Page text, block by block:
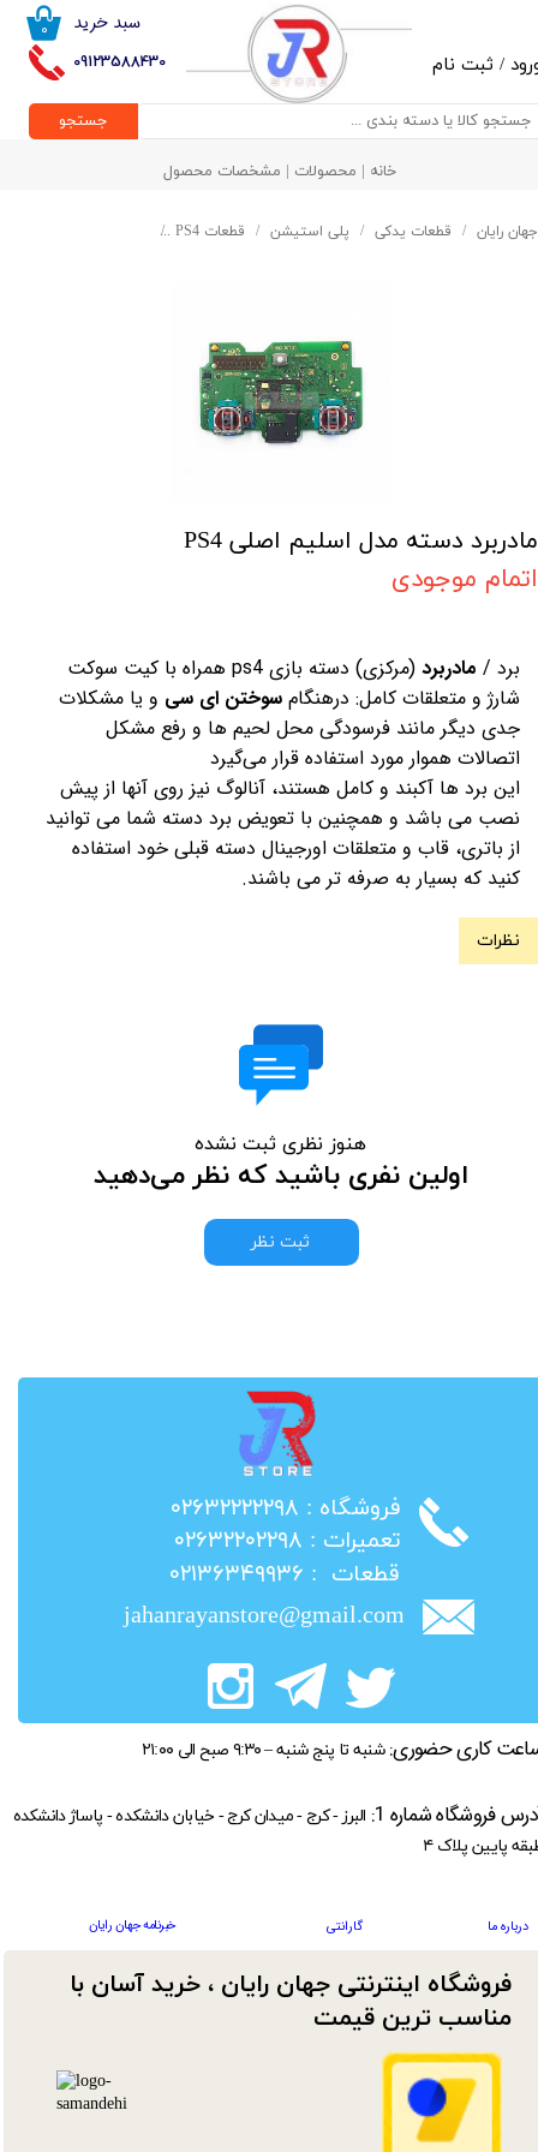
09123588430
۰ سبد خرید
/ ثبت نام
حساب کاربری من
تغییر گذر واژه
جستجو
خانه | محصولات | مشخصات محصول
جهان رایان قطعات یدکی پلی استیشن قطعات PS4
مادربرد دسته مدل اسلیم اصلی PS4
اتمام موجودی
برد / مادربرد
(مرکزی) دسته بازی ps4 همراه با کیت سوکت
شارژ و متعلقات کامل: درهنگام سوختن ای سی و یا مشکلات
جدی دیگر مانند فرسودگی محل لحیم ها و رفع مشکل
اتصالات هموار مورد استفاده قرار می‌گیرد
این برد ها آکبند و کامل هستند، آنالوگ نیز روی آنها از پیش
نصب می باشد و همچنین با تعویض برد دسته شما می توانید
از باتری، قاب و متعلقات اورجینال دسته قبلی خود استفاده
کنید که بسیار به صرفه تر می باشند.
نظرات
هنوز نظری ثبت نشده
اولین نفری باشید که نظر می‌دهید
ثبت نظر
​فروشگاه : ۰۲۶۳۲۲۲۲۲۹۸
​تعمیرات : ۰۲۶۳۲۲۰۲۲۹۸
​قطعات : ۰۲۱۳۶۳۴۹۹۳۶
jahanrayanstore@gmail.com
فروشگاه اینترنتی جهان رایان ، خرید آسان با
مناسب ترین قیمت​​​​​​​
کاری حضوری: شنبه تا پنج شنبه – ۹:۳۰ صبح الی ۲۱:۰۰
درباره ما گارانتی خبرنامه جهان رایان
فروشگاه شماره 1:
البرز - کرج - میدان کرج - خیابان دانشکده - پاساژ دانشکده
پایین پلاک ۴